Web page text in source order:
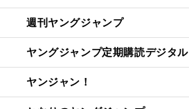
週刊ヤングジャンプ
ヤングジャンプ定期購読デジタル
ヤンジャン！